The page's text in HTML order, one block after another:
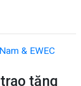
& EWEC
tặng